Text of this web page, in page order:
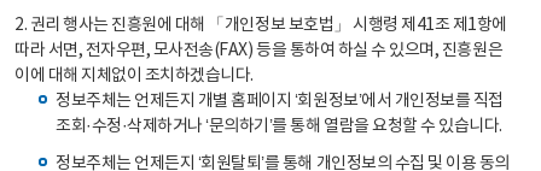
2. 권리 행사는 진흥원에 대해 「개인정보 보호법」 시행령 제41조 제1항에
따라 서면, 전자우편, 모사전송(FAX) 등을 통하여 하실 수 있으며, 진흥원은
이에 대해 지체없이 조치하겠습니다.
정보주체는 언제든지 개별 홈페이지 ‘회원정보’에서 개인정보를 직접
조회·수정·삭제하거나 ‘문의하기’를 통해 열람을 요청할 수 있습니다.
정보주체는 언제든지 ‘회원탈퇴’를 통해 개인정보의 수집 및 이용 동의